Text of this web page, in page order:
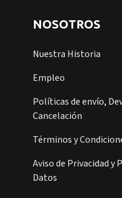
NOSOTROS
Nuestra Historia
Empleo
Políticas de envío,
Cancelación
Términos y
Aviso de Privacidad y
Datos